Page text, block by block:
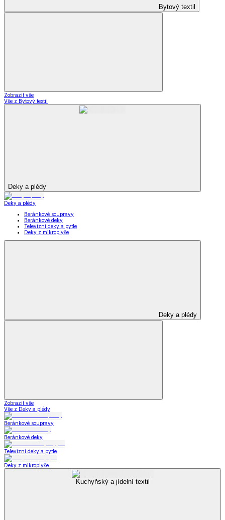
Bytový textil
Zobrazit vše
Vše z Bytový textil
Deky a plédy
Deky a plédy
Beránkové soupravy
Beránkové deky
Televizní deky a pytle
Deky z mikroplyše
Deky a plédy
Zobrazit vše
Vše z Deky a plédy
Beránkové soupravy
Beránkové deky
Televizní deky a pytle
Deky z mikroplyše
Kuchyňský a jídelní textil